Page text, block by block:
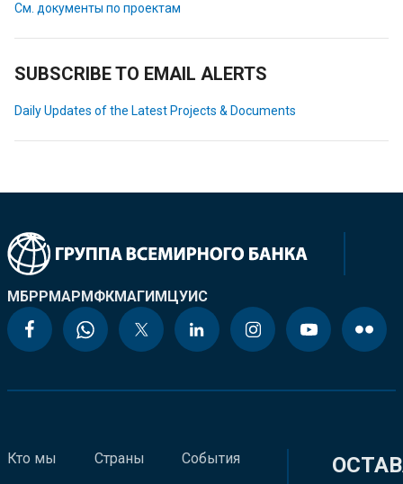
См. документы по проектам
SUBSCRIBE TO EMAIL ALERTS
Daily Updates of the Latest Projects & Documents
МБРРМАРМФКМАГИМЦУИС
Кто мы Страны События